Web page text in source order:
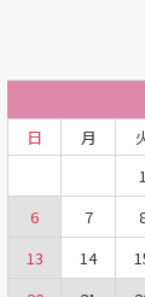
日 月
1
6
7
13
14